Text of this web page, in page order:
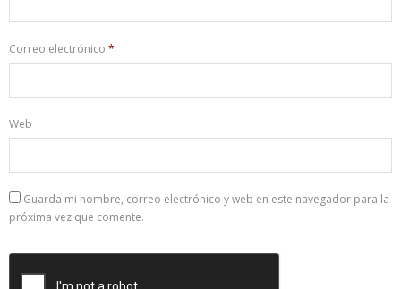
Correo electrónico *
Web
Guarda mi nombre, correo electrónico y web en este navegador para la
próxima vez que comente.